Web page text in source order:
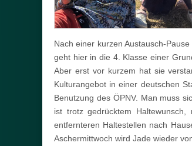
Nach einer kurzen Austausch-
geht hier in die 4. Klasse einer
Aber erst vor kurzem hat sie
Kulturangebot in einer deutschen
Benutzung des ÖPNV. Man muss
ist trotz gedrücktem
entfernteren Haltestellen nach
Aschermittwoch wird Jade wieder